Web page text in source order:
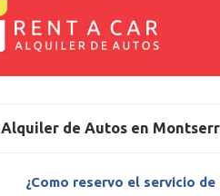
Alquiler de Autos en
¿Como reservo el servicio